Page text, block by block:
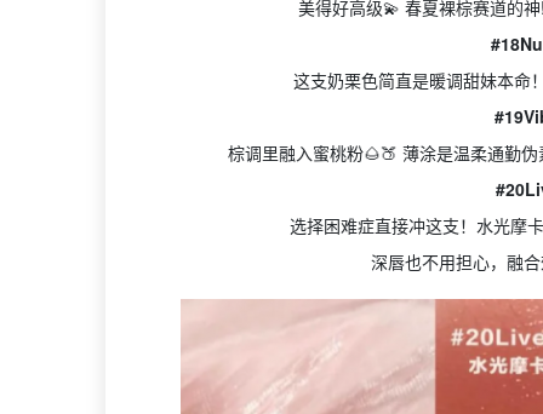
美得好高级💫 春夏裸棕赛道的
这支奶栗色简直是暖调甜妹本命
棕调里融入蜜桃粉🌰🍑 薄涂是温柔通勤
选择困难症直接冲这支！水光摩
深唇也不用担心，融